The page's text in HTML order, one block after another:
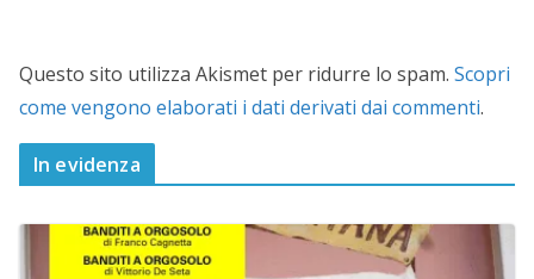
Questo sito utilizza Akismet per ridurre lo spam. Scopri
come vengono elaborati i dati derivati dai commenti.
In evidenza